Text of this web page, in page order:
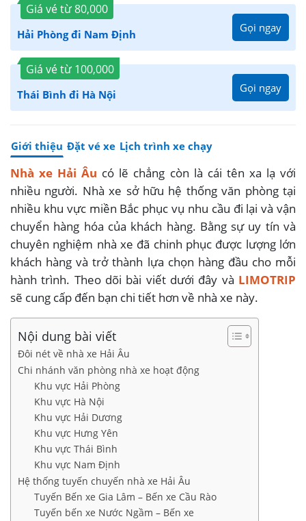
Giá vé từ80,000
Hải Phòng đi Nam Định Gọi ngay
Giá vé từ 100,000
Thái Bình đi Hà Nội Gọi ngay
Giới thiệu Đặt vé xe Lịch trình xe chạy
Nhà xe Hải Âu có lẽ chẳng còn là cái tên xa lạ với
nhiều người. Nhà xe sở hữu hệ thống văn phòng tại
nhiều khu vực miền Bắc phục vụ nhu cầu đi lại và vận
chuyển hàng hóa của khách hàng. Bằng sự uy tín và
chuyên nghiệm nhà xe đã chinh phục được lượng lớn
khách hàng và trở thành lựa chọn hàng đầu cho mỗi
hành trình. Theo dõi bài viết dưới đây và LIMOTRIP
sẽ cung cấp đến bạn chi tiết hơn về nhà xe này.
Nội dung bài viết
Đôi nét về nhà xe Hải Âu
Chi nhánh văn phòng nhà xe hoạt động
Khu vực Hải Phòng
Khu vực Hà Nội
Khu vực Hải Dương
Khu vực Hưng Yên
Khu vực Thái Bình
Khu vực Nam Định
Hệ thống tuyến chuyến nhà xe Hải Âu
Tuyến Bến xe Gia Lâm – Bến xe Cầu Rào
Tuyến bến xe Nước Ngầm – Bến xe